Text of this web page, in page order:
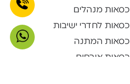
כסאות מנהלים
כסאות לחדרי ישיבות
כסאות המתנה
כסאות אורחים